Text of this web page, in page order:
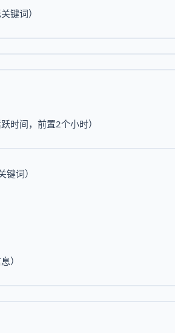
键词）
时间，前置2个小时）
词）
）